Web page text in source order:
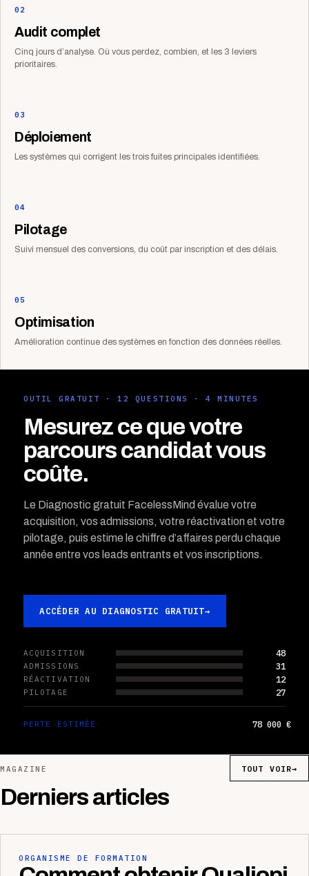
02
Audit complet
Cinq jours d’analyse. Où vous perdez, combien, et les 3 leviers
prioritaires.
03
Déploiement
Les systèmes qui corrigent les trois fuites principales identifiées.
04
Pilotage
Suivi mensuel des conversions, du coût par inscription et des délais.
05
Optimisation
Amélioration continue des systèmes en fonction des données réelles.
OUTIL GRATUIT · 12 QUESTIONS · 4 MINUTES
Mesurez ce que votre
parcours candidat vous
coûte.
Le Diagnostic gratuit FacelessMind évalue votre
acquisition, vos admissions, votre réactivation et votre
pilotage, puis estime le chiffre d’affaires perdu chaque
année entre vos leads entrants et vos inscriptions.
ACCÉDER AU DIAGNOSTIC GRATUIT→
ACQUISITION 48
ADMISSIONS 31
RÉACTIVATION 12
PILOTAGE 27
PERTE ESTIMÉE 78 000 €
MAGAZINE
Derniers articles
TOUT VOIR→
ORGANISME DE FORMATION